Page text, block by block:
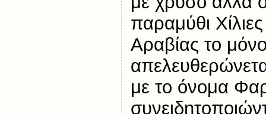
παραμύθι
Αραβίας το
με το όνομα